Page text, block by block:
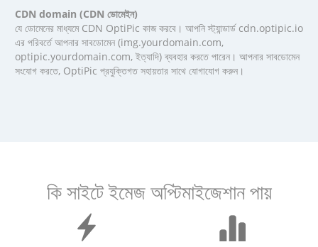
CDN domain (CDN ডোমেইন)
যে ডোমেনের মাধ্যমে CDN OptiPic কাজ করবে। আপনি স্ট্যান্ডার্ড cdn.optipic.io
এর পরিবর্তে আপনার সাবডোমেন (img.yourdomain.com,
optipic.yourdomain.com, ইত্যাদি) ব্যবহার করতে পারেন। আপনার সাবডোমেন
সংযোগ করতে, OptiPic প্রযুক্তিগত সহায়তার সাথে যোগাযোগ করুন।
কি সাইটে ইমেজ অপ্টিমাইজেশান পায়